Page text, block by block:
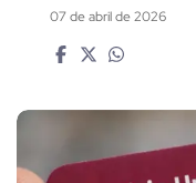
07 de abril de 2026